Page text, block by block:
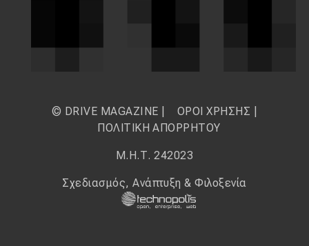
© DRIVE MAGAZINE | ΟΡΟΙ ΧΡΗΣΗΣ
ΠΟΛΙΤΙΚΗ ΑΠΟΡΡΗΤΟΥ
Μ.Η.Τ. 242023
Σχεδιασμός, Ανάπτυξη & Φιλοξενία